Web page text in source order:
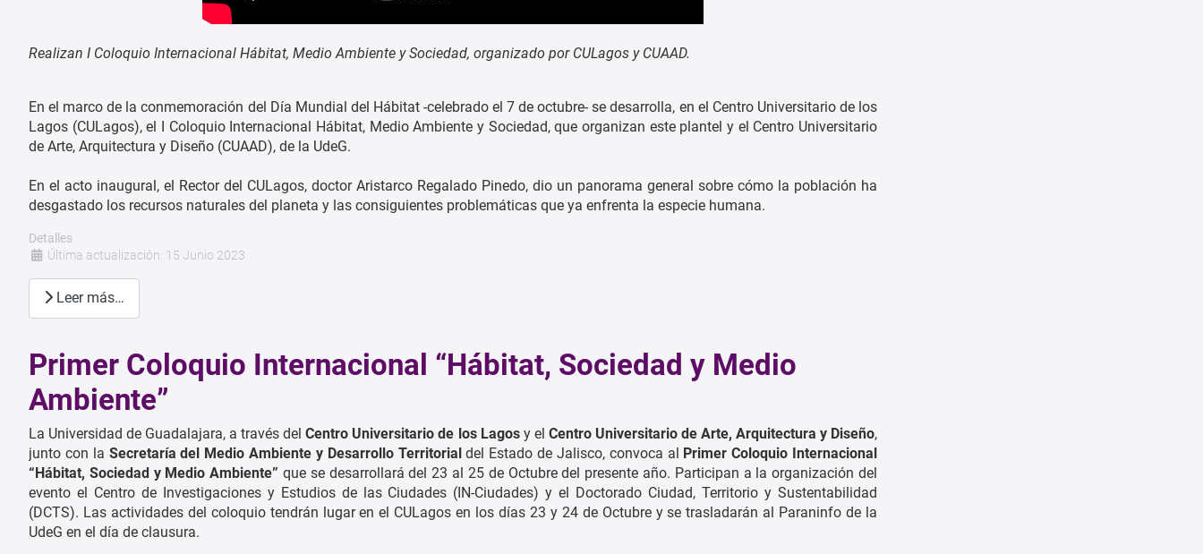
Realizan I Coloquio Internacional Hábitat, Medio Ambiente y Sociedad, organizado por CULagos y CUAAD.
En el marco de la conmemoración del Día Mundial del Hábitat -celebrado el 7 de octubre- se desarrolla, en el Centro Universitario de los
Lagos (CULagos), el I Coloquio Internacional Hábitat, Medio Ambiente y Sociedad, que organizan este plantel y el Centro Universitario
de Arte, Arquitectura y Diseño (CUAAD), de la UdeG.
En el acto inaugural, el Rector del CULagos, doctor Aristarco Regalado Pinedo, dio un panorama general sobre cómo la población ha
desgastado los recursos naturales del planeta y las consiguientes problemáticas que ya enfrenta la especie humana.
Detalles
Última actualización: 15 Junio 2023
Leer más…
Primer Coloquio Internacional “Hábitat, Sociedad y Medio
Ambiente”
La Universidad de Guadalajara, a través delCentro Universitario de los Lagosy el Centro Universitario de Arte, Arquitectura y Diseño,
junto con la Secretaría del Medio Ambiente y Desarrollo Territorialdel Estado de Jalisco, convoca al Primer Coloquio Internacional
“Hábitat, Sociedad y Medio Ambiente” que se desarrollará del 23 al 25 de Octubre del presente año. Participan a la organización del
evento el Centro de Investigaciones y Estudios de las Ciudades (IN-Ciudades) y el Doctorado Ciudad, Territorio y Sustentabilidad
(DCTS). Las actividades del coloquio tendrán lugar en el CULagos en los días 23 y 24 de Octubre y se trasladarán al Paraninfo de la
UdeG en el día de clausura.